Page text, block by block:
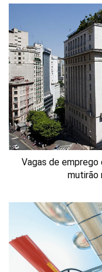
Vagas de emprego
mutirão